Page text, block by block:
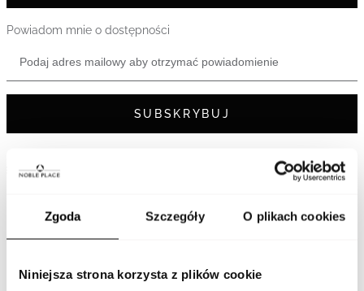
Zgoda Szczegóły O plikach cookies
Niniejsza strona korzysta z plików cookie
Powiadom mnie o dostępności
SUBSKRYBUJ
Darmowa i bezpieczna dostawa
14 dni na zwrot lub wymianę
Bezpieczna płatność